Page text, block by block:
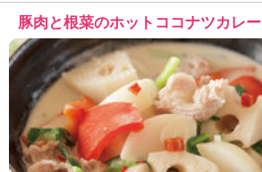
豚肉と根菜のホットココナツカレー